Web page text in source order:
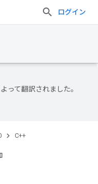
ログイン
って翻訳されました。
C++